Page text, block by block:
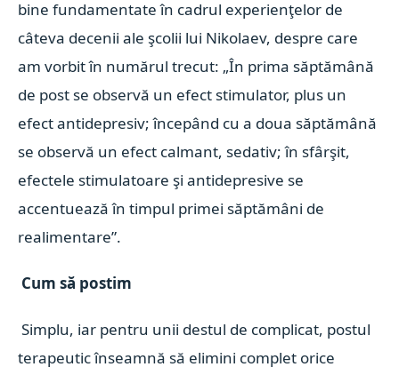
bine fundamentate în cadrul experienţelor de
câteva decenii ale şcolii lui Nikolaev, despre care
am vorbit în numărul trecut: „În prima săptămână
de post se observă un efect stimulator, plus un
efect antidepresiv; începând cu a doua săptămână
se observă un efect calmant, sedativ; în sfârşit,
efectele stimulatoare şi antidepresive se
accentuează în timpul primei săptămâni de
realimentare”.
Cum să postim
Simplu, iar pentru unii destul de complicat, postul
terapeutic înseamnă să elimini complet orice